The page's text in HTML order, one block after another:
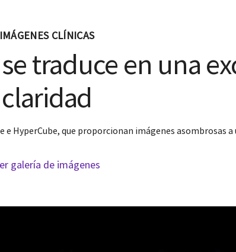
IMÁGENES CLÍNICAS
traduce en una
claridad
e HyperCube, que proporcionan imágenes asombrosas
galería de imágenes